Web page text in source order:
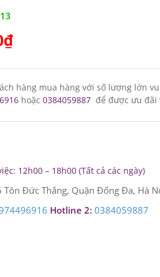
₫
hàng mua hàng với số lượng lớn
hoặc 0384059887để được ưu đãi
12h00 – 18h00 (Tất cả các ngày)
Tôn Đức Thắng, Quận Đống Đa, Hà
Hotline 2: 0384059887